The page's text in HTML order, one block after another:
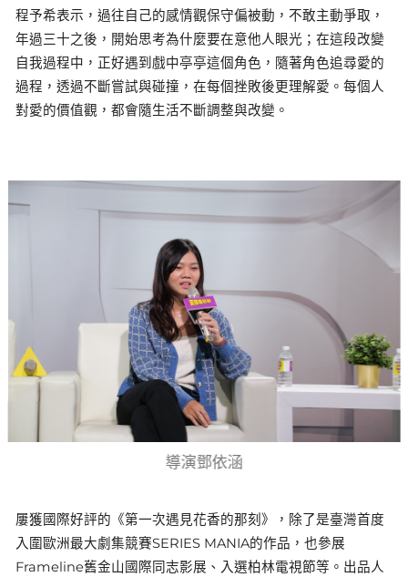
程予希表示，過往自己的感情觀保守偏被動，不敢主動爭取，
年過三十之後，開始思考為什麼要在意他人眼光；在這段改變
自我過程中，正好遇到戲中亭亭這個角色，隨著角色追尋愛的
過程，透過不斷嘗試與碰撞，在每個挫敗後更理解愛。每個人
對愛的價值觀，都會隨生活不斷調整與改變。
導演鄧依涵
屢獲國際好評的《第一次遇見花香的那刻》，除了是臺灣首度
入圍歐洲最大劇集競賽SERIES MANIA的作品，也參展
Frameline舊金山國際同志影展、入選柏林電視節等。出品人